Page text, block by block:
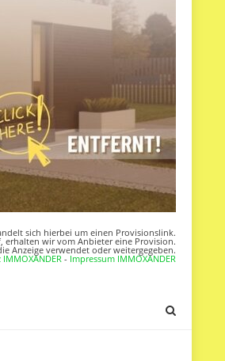
sich hierbei um einen Provisionslink.
erhalten wir vom Anbieter eine Provision.
Anzeige verwendet oder weitergegeben.
- Impressum IMMOXANDER